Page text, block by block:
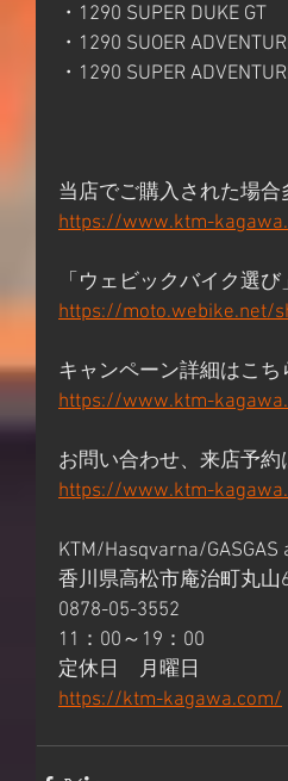
・1290 SUPER DUKE GT
・1290 SUOER
・1290 SUPER
当店でご購入された場
https://www.ktm-
「ウェビックバイク選
https://moto.webike.net/
キャンペーン詳細はこち
https://www.ktm-
お問い合わせ、来店予約
https://www.ktm-
KTM/Hasqvarna/
香川県高松市庵治町丸山
0878-05-3552
11：00～19：00
定休日　月曜日
https://ktm-kagawa.com/